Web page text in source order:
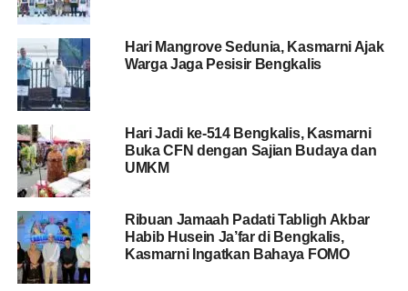
BACA JUGA
Wabup Bagus Santoso Resmikan
HKG PKK ke-54 dan Sosialisasi 6 SPM Posyandu
2026 akan menjadi fondasi bagi pemerintah dalam
merumuskan kebijakan pembangunan yang tepat
sasaran, meningkatkan pemberdayaan masyarakat,
saing daerah.
Pelaksanaan sensus tahun ini, kata Bagus, memiliki nilai
Hari Mangrove Sedunia, Kasmarni Ajak
Warga Jaga Pesisir Bengkalis
Hari Jadi ke-514 Bengkalis, Kasmarni
Buka CFN dengan Sajian Budaya dan
UMKM
Ribuan Jamaah Padati Tabligh Akbar
Habib Husein Ja’far di Bengkalis,
Kasmarni Ingatkan Bahaya FOMO